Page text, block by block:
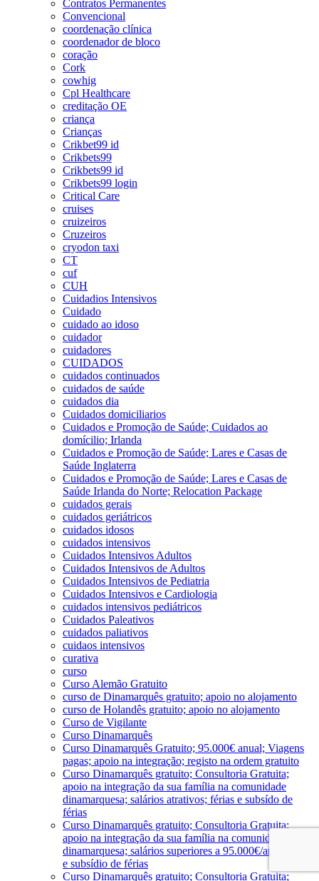
Contratos Permanentes
Convencional
coordenação clínica
coordenador de bloco
coração
Cork
cowhig
Cpl Healthcare
creditação OE
criança
Crianças
Crikbet99 id
Crikbets99
Crikbets99 id
Crikbets99 login
Critical Care
cruises
cruizeiros
Cruzeiros
cryodon taxi
CT
cuf
CUH
Cuidadios Intensivos
Cuidado
cuidado ao idoso
cuidador
cuidadores
CUIDADOS
cuidados continuados
cuidados de saúde
cuidados dia
Cuidados domiciliarios
Cuidados e Promoção de Saúde; Cuidados ao
domícilio; Irlanda
Cuidados e Promoção de Saúde; Lares e Casas de
Saúde Inglaterra
Cuidados e Promoção de Saúde; Lares e Casas de
Saúde Irlanda do Norte; Relocation Package
cuidados gerais
cuidados geriátricos
cuidados idosos
cuidados intensivos
Cuidados Intensivos Adultos
Cuidados Intensivos de Adultos
Cuidados Intensivos de Pediatria
Cuidados Intensivos e Cardiologia
cuidados intensivos pediátricos
Cuidados Paleativos
cuidados paliativos
cuidaos intensivos
curativa
curso
Curso Alemão Gratuito
curso de Dinamarquês gratuito; apoio no alojamento
curso de Holandês gratuito; apoio no alojamento
Curso de Vigilante
Curso Dinamarquês
Curso Dinamarquês Gratuito; 95.000€ anual; Viagens
pagas; apoio na integração; registo na ordem gratuito
Curso Dinamarquês gratuito; Consultoria Gratuita;
apoio na integração da sua família na comunidade
dinamarquesa; salários atrativos; férias e subsído de
férias
Curso Dinamarquês gratuito; Consultoria Gratuita;
apoio na integração da sua família na comunidade
dinamarquesa; salários superiores a 95.000€/ano; férias
e subsídio de férias
Curso Dinamarquês gratuito; Consultoria Gratuita;